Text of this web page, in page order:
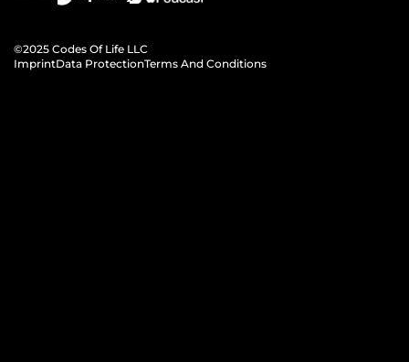
©2025 Codes Of Life LLC
ImprintData ProtectionTerms And Conditions